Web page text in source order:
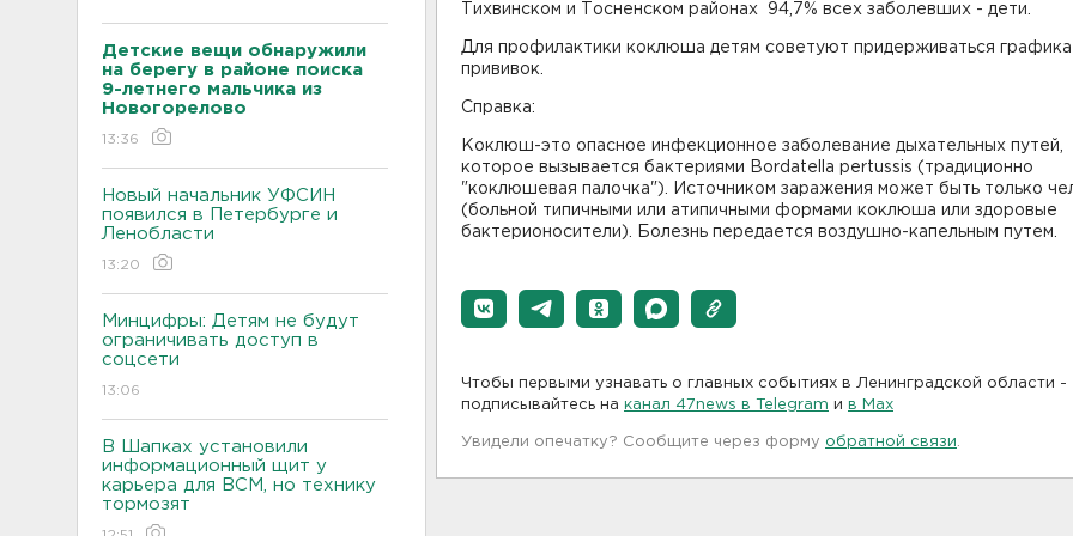
Детские вещи обнаружили
на берегу в районе поиска
9-летнего мальчика из
Новогорелово
13:36
Новый начальник УФСИН
появился в Петербурге и
Ленобласти
13:20
Минцифры: Детям не будут
ограничивать доступ в
соцсети
13:06
В Шапках установили
информационный щит у
карьера для ВСМ, но технику
тормозят
Тихвинском и Тосненском районах 94,7% всех заболевших - дети.
Для профилактики коклюша детям советуют придерживаться графика
прививок.
Справка:
Коклюш-это опасное инфекционное заболевание дыхательных путей,
которое вызывается бактериями Bordatella pertussis (традиционно
"коклюшевая палочка"). Источником заражения может быть только
(больной типичными или атипичными формами коклюша или здоровые
бактерионосители). Болезнь передается воздушно-капельным путем.
Чтобы первыми узнавать о главных событиях в Ленинградской области -
подписывайтесь на канал 47news в Telegram и в Maх
Увидели опечатку? Сообщите через форму обратной связи